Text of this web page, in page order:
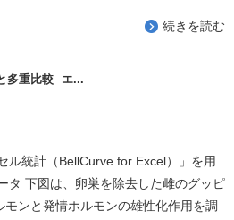
続きを読む
多重比較─エ...
ル統計（BellCurve for Excel）」を用
タ 下図は、卵巣を除去した雌のグッピ
ンと発情ホルモンの雄性化作用を調